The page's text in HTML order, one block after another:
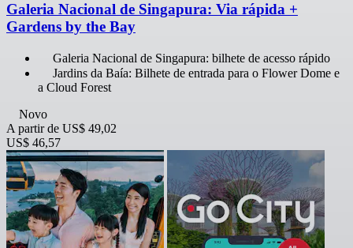
Galeria Nacional de Singapura: Via rápida +
Gardens by the Bay
Galeria Nacional de Singapura: bilhete de acesso rápido
Jardins da Baía: Bilhete de entrada para o Flower Dome e
a Cloud Forest
Novo
A partir de US$ 49,02
US$ 46,57